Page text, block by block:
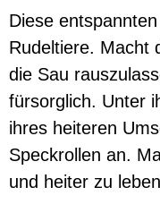
Diese
Rudeltiere. Macht
die Sau
fürsorglich. Unter
ihres heiteren
Speckrollen an.
und heiter zu